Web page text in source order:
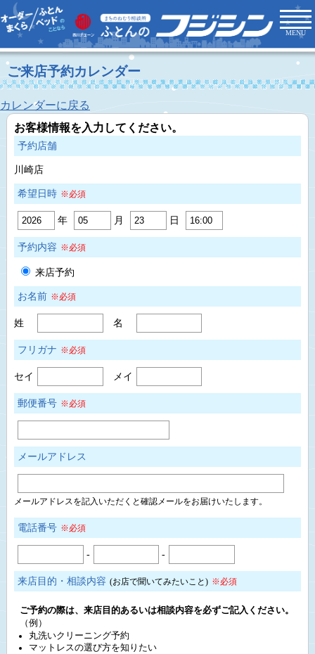
MENU
ご来店予約カレンダー
カレンダーに戻る
お客様情報を入力してください。
予約店舗
川崎店
希望日時 ※必須
年 月 日
予約内容 ※必須
来店予約
お名前 ※必須
姓 名
フリガナ ※必須
セイ メイ
郵便番号 ※必須
メールアドレス
メールアドレスを記入いただくと確認メールをお届けいたします。
電話番号 ※必須
- -
来店目的・相談内容 (お店で聞いてみたいこと) ※必須
ご予約の際は、来店目的あるいは相談内容を必ずご記入ください。
（例）
丸洗いクリーニング予約
マットレスの選び方を知りたい